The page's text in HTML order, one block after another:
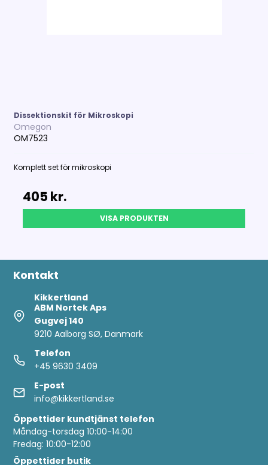
Dissektionskit för Mikroskopi
Omegon
OM7523
Komplett set för mikroskopi
405 kr.
VISA PRODUKTEN
Kontakt
Kikkertland
ABM Nortek Aps
Gugvej 140
9210 Aalborg SØ, Danmark
Telefon
+45 9630 3409
E-post
info@kikkertland.se
Öppettider kundtjänst telefon
Måndag-torsdag 10:00-14:00
Fredag: 10:00-12:00
Öppettider butik